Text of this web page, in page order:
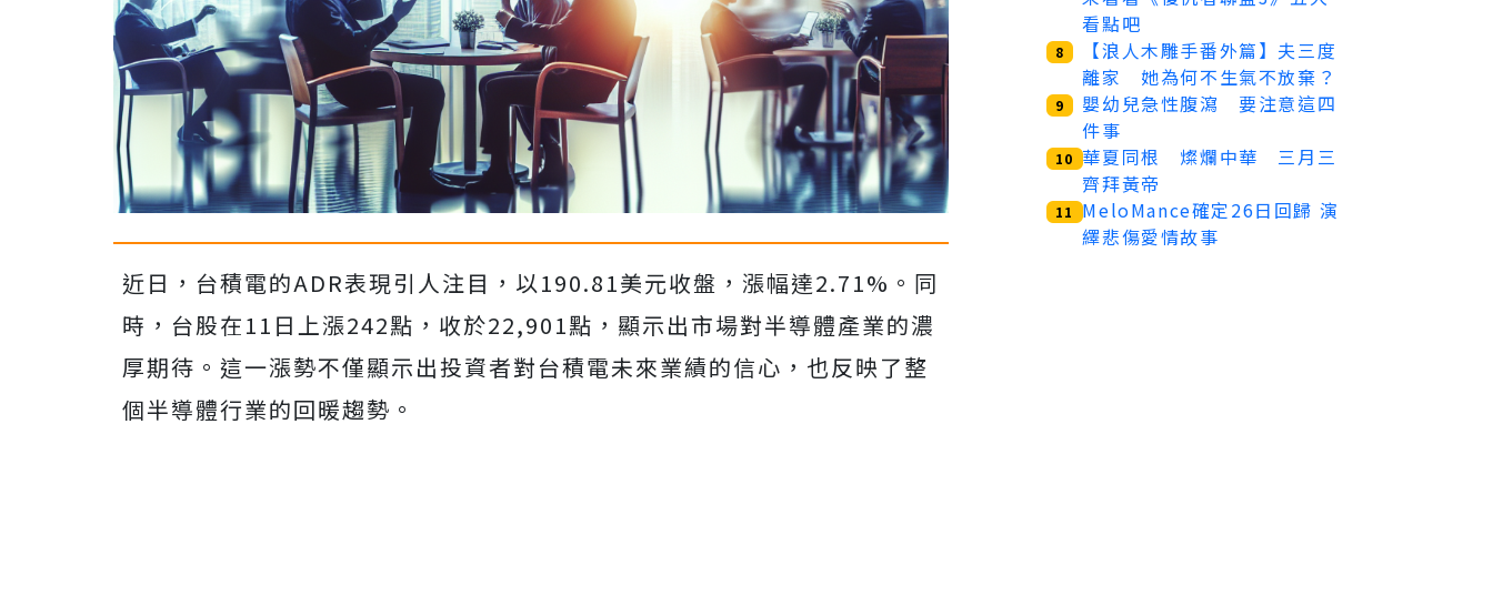
近日，台積電的ADR表現引人注目，以190.81美元收盤，漲幅達2.71%。同
時，台股在11日上漲242點，收於22,901點，顯示出市場對半導體產業的濃
厚期待。這一漲勢不僅顯示出投資者對台積電未來業績的信心，也反映了整
個半導體行業的回暖趨勢。
看點吧
8
【浪人木雕手番外篇】夫三度
離家 她為何不生氣不放棄？
9
嬰幼兒急性腹瀉 要注意這四
件事
10 華夏同根 燦爛中華 三月三
齊拜黃帝
11
MeloMance確定26日回歸 演
繹悲傷愛情故事